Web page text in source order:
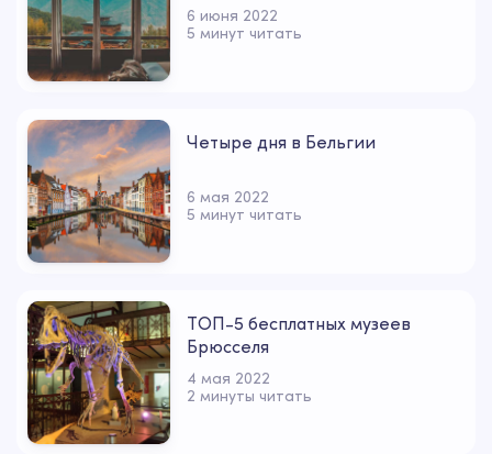
6 июня 2022
5 минут читать
Четыре дня в Бельгии
6 мая 2022
5 минут читать
ТОП-5 бесплатных музеев
Брюсселя
4 мая 2022
2 минуты читать